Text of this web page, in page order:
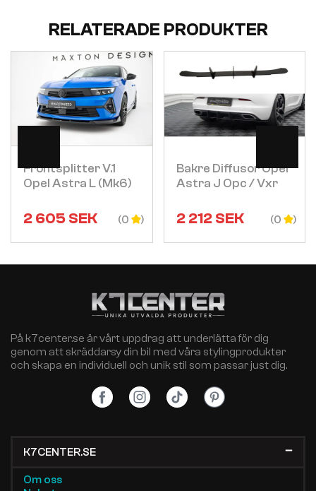
RELATERADE PRODUKTER
Frontsplitter V.1
Opel Astra L (mk6)
2 605SEK (0
Visa
Bakre Diffusor Opel
Astra J Opc / Vxr
2 212SEK (0
Visa
På k7center.se är vårt uppdrag att underlätta för dig
genom att skräddarsy din bil med våra stylingprodukter
och skapa en individuell och unik stil som passar just dig.
K7CENTER.SE
Om oss